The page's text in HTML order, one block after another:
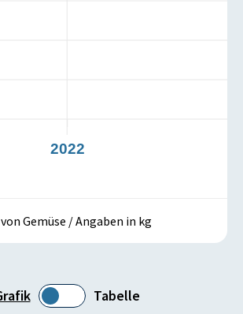
Tabelle
2022
Gemüse / Angaben in kg